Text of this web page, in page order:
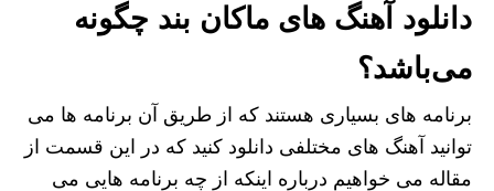
دانلود آهنگ های ماکان بند چگونه
می‌باشد؟
برنامه های بسیاری هستند که از طریق آن برنامه‌ ها می
‌توانید آهنگ های مختلفی دانلود کنید که در این قسمت از
مقاله می خواهیم درباره اینکه از چه برنامه هایی می